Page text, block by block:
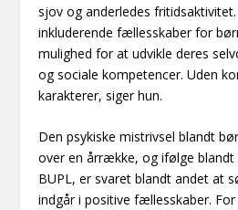
sjov og anderledes
inkluderende fællesskaber for
mulighed for at udvikle deres
og sociale kompetencer. Uden
karakterer, siger hun.
Den psykiske mistrivsel blandt
over en årrække, og ifølge blandt
BUPL, er svaret blandt andet at
indgår i positive fællesskaber.